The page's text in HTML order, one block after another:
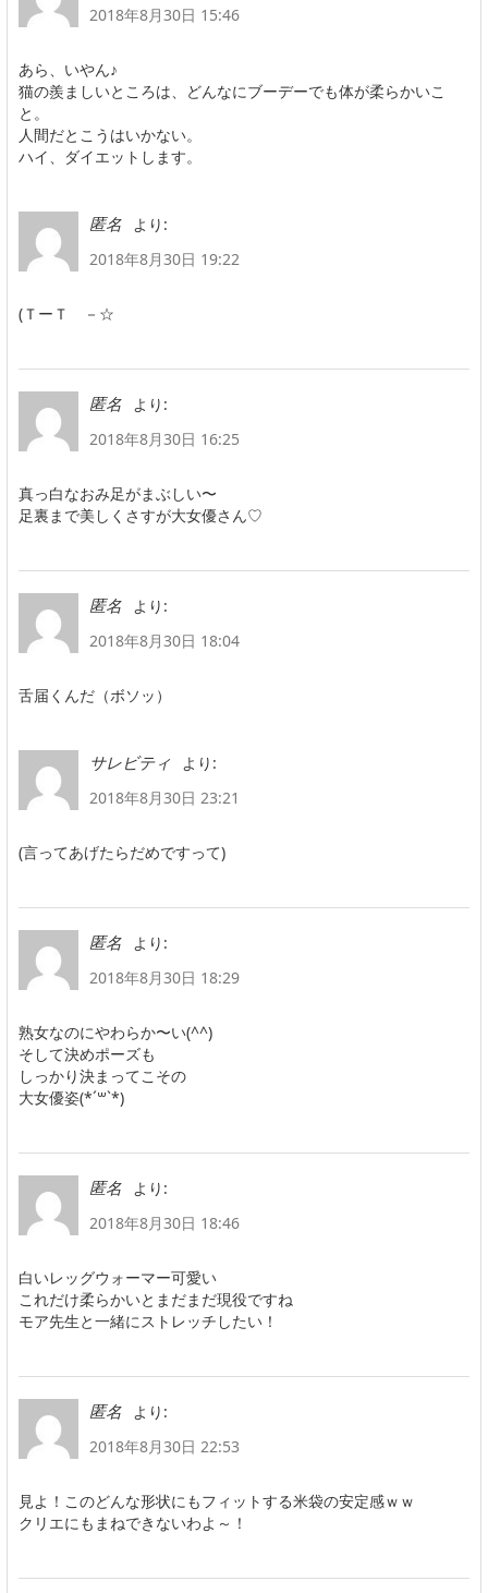
2018年8月30日 15:46
あら、いやん♪
猫の羨ましいところは、どんなにブーデーでも体が柔らかいこ
と。
人間だとこうはいかない。
ハイ、ダイエットします。
匿名
より:
2018年8月30日 19:22
(ＴーＴゞ－☆
匿名
より:
2018年8月30日 16:25
真っ白なおみ足がまぶしい〜
足裏まで美しくさすが大女優さん♡
匿名
より:
2018年8月30日 18:04
舌届くんだ（ボソッ）
サレビティ
より:
2018年8月30日 23:21
(言ってあげたらだめですって)
匿名
より:
2018年8月30日 18:29
熟女なのにやわらか〜い(^^)
そして決めポーズも
しっかり決まってこその
大女優姿(*´꒳`*)
匿名
より:
2018年8月30日 18:46
白いレッグウォーマー可愛い
これだけ柔らかいとまだまだ現役ですね
モア先生と一緒にストレッチしたい！
匿名
より:
2018年8月30日 22:53
見よ！このどんな形状にもフィットする米袋の安定感ｗｗ
クリエにもまねできないわよ～！